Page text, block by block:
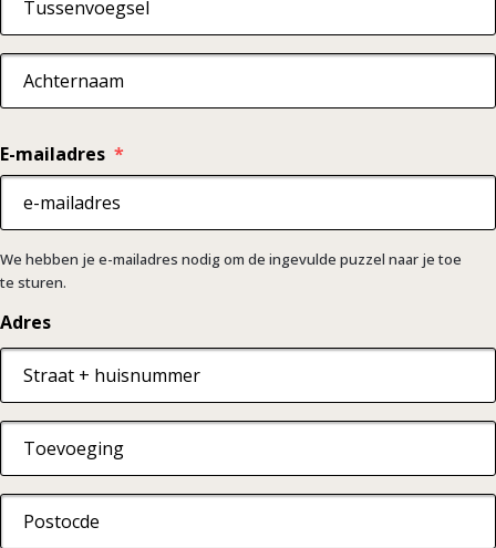
E-mailadres *
We hebben je e-mailadres nodig om de ingevulde puzzel naar je toe
te sturen.
Adres